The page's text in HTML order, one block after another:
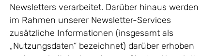
Newsletters verarbeitet. Darüber hinaus werden
im Rahmen unserer Newsletter-Services
zusätzliche Informationen (insgesamt als
„Nutzungsdaten“ bezeichnet) darüber erhoben